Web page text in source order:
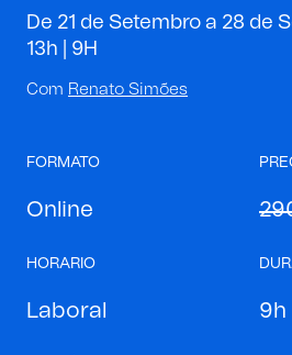
De 21 de Setembro a 28 de
13h | 9H
Com Renato Simões
FORMATO
Online
HORARIO
Laboral 9h